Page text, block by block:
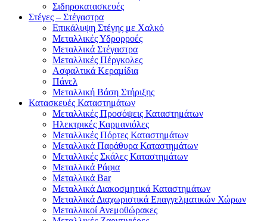
Σιδηροκατασκευές
Στέγες – Στέγαστρα
Επικάλυψη Στέγης με Χαλκό
Μεταλλικές Υδρορροές
Μεταλλικά Στέγαστρα
Μεταλλικές Πέργκολες
Ασφαλτικά Κεραμίδια
Πάνελ
Μεταλλική Βάση Στήριξης
Κατασκευές Καταστημάτων
Μεταλλικές Προσόψεις Καταστημάτων
Ηλεκτρικές Καρμανιόλες
Μεταλλικές Πόρτες Καταστημάτων
Μεταλλικά Παράθυρα Καταστημάτων
Μεταλλικές Σκάλες Καταστημάτων
Μεταλλικά Ράφια
Μεταλλικά Bar
Μεταλλικά Διακοσμητικά Καταστημάτων
Μεταλλικά Διαχωριστικά Επαγγελματικών Χώρων
Μεταλλικοί Ανεμοθώρακες